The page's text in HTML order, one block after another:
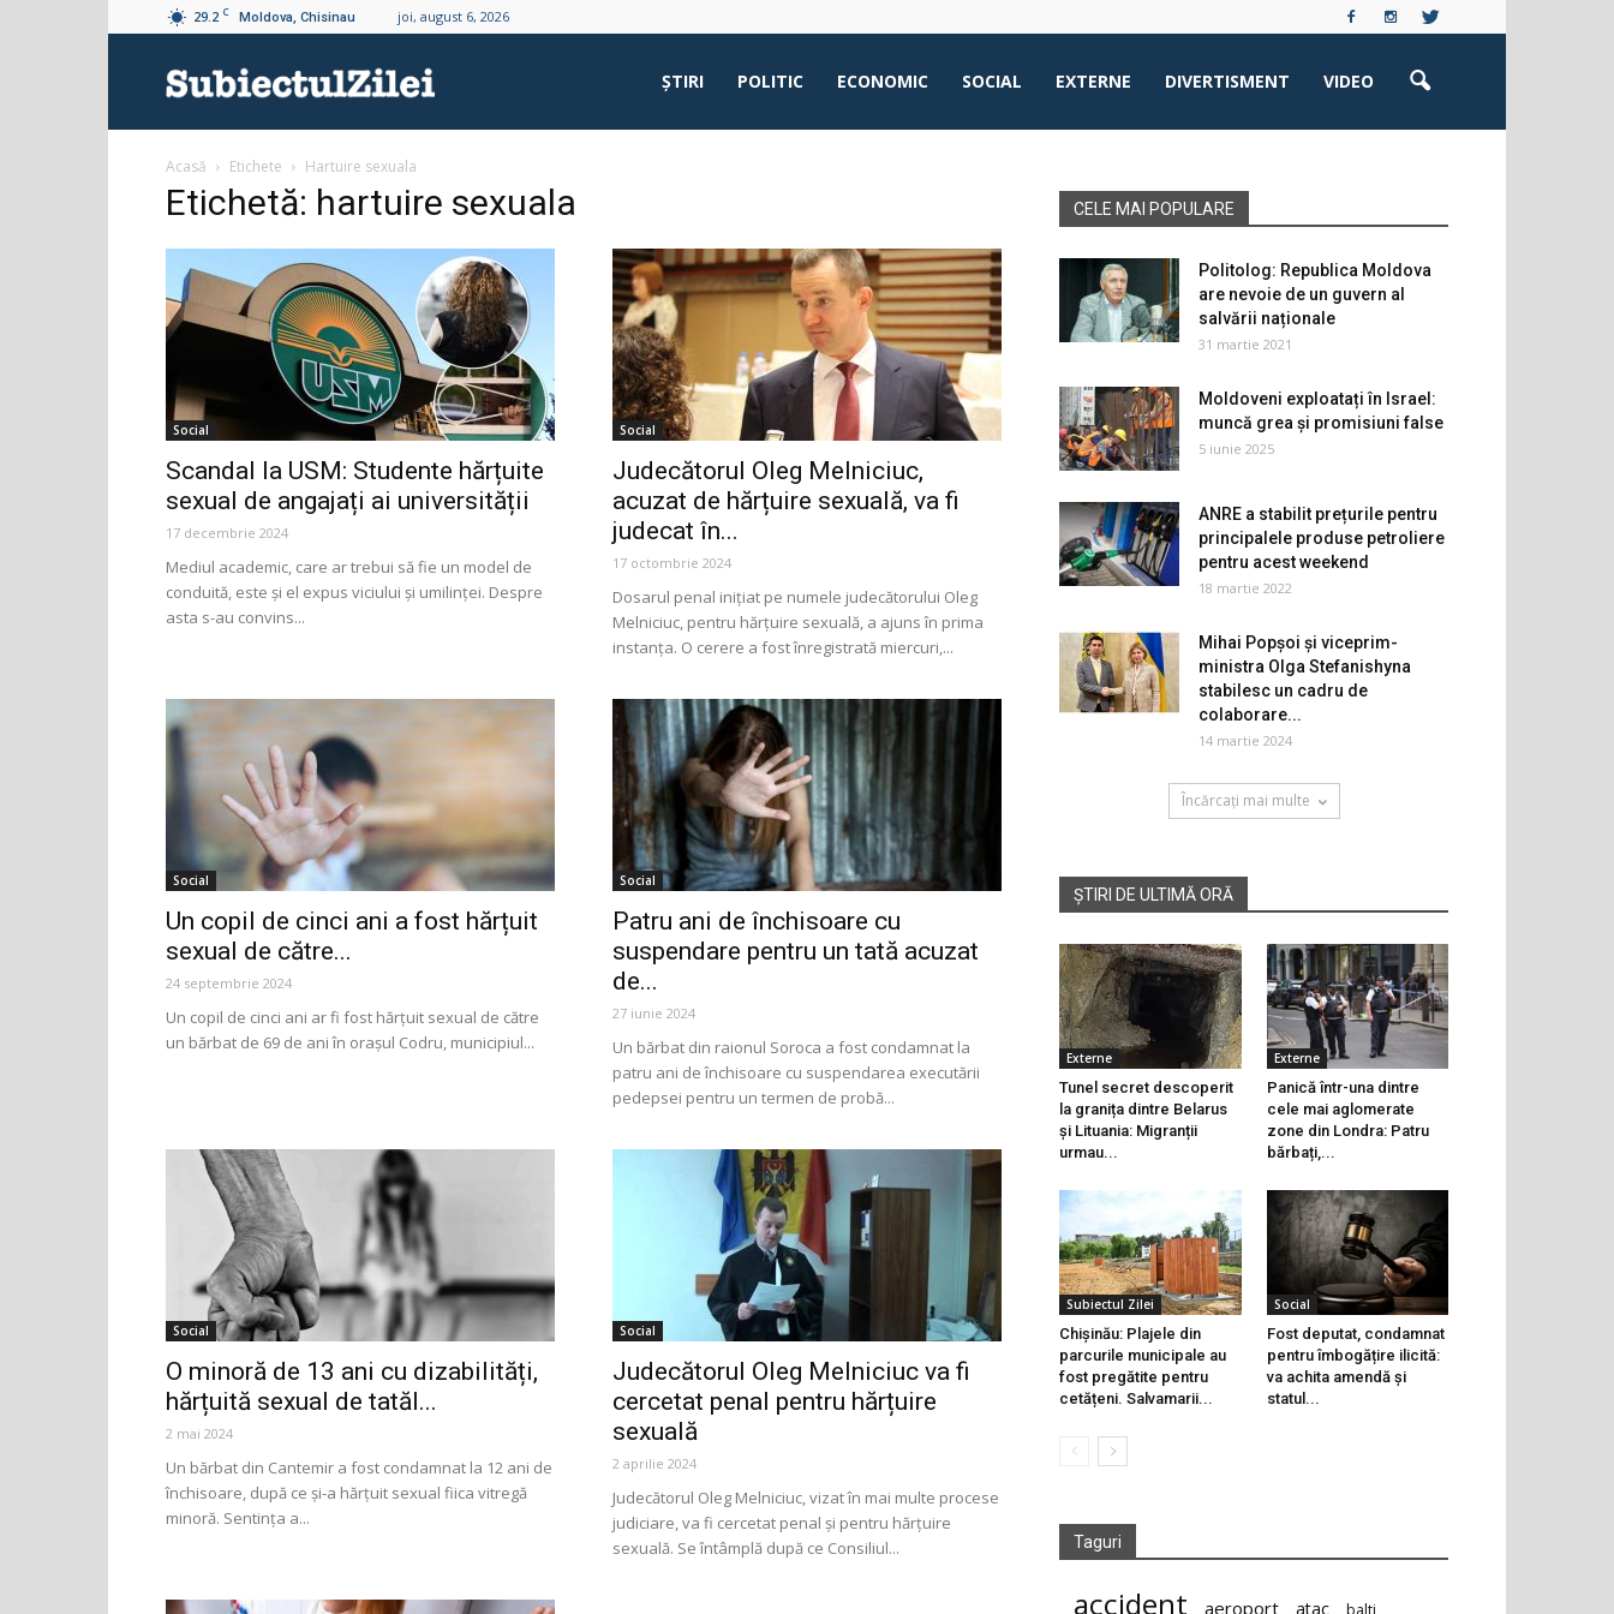
29.2 C Moldova, Chisinau joi, august 6, 2026
ŞTIRI POLITIC ECONOMIC SOCIAL EXTERNE DIVERTISMENT VIDEO
Acasă Etichete Hartuire sexuala
Etichetă: hartuire sexuala
Social
Scandal la USM: Studente hărțuite
sexual de angajați ai universității
17 decembrie 2024
Mediul academic, care ar trebui să fie un model de
conduită, este și el expus viciului și umilinței. Despre
asta s-au convins...
Social
Judecătorul Oleg Melniciuc,
acuzat de hărțuire sexuală, va fi
judecat în...
17 octombrie 2024
Dosarul penal inițiat pe numele judecătorului Oleg
Melniciuc, pentru hărțuire sexuală, a ajuns în prima
instanța. O cerere a fost înregistrată miercuri,...
Social
Un copil de cinci ani a fost hărțuit
sexual de către...
24 septembrie 2024
Un copil de cinci ani ar fi fost hărțuit sexual de către
un bărbat de 69 de ani în orașul Codru, municipiul...
Social
Patru ani de închisoare cu
suspendare pentru un tată acuzat
de...
27 iunie 2024
Un bărbat din raionul Soroca a fost condamnat la
patru ani de închisoare cu suspendarea executării
pedepsei pentru un termen de probă...
Social
O minoră de 13 ani cu dizabilități,
hărțuită sexual de tatăl...
2 mai 2024
Un bărbat din Cantemir a fost condamnat la 12 ani de
închisoare, după ce și-a hărțuit sexual fiica vitregă
minoră. Sentința a...
Social
Judecătorul Oleg Melniciuc va fi
cercetat penal pentru hărțuire
sexuală
2 aprilie 2024
Judecătorul Oleg Melniciuc, vizat în mai multe procese
judiciare, va fi cercetat penal și pentru hărțuire
sexuală. Se întâmplă după ce Consiliul...
CELE MAI POPULARE
Politolog: Republica Moldova
are nevoie de un guvern al
salvării naționale
31 martie 2021
Moldoveni exploatați în Israel:
muncă grea și promisiuni false
5 iunie 2025
ANRE a stabilit prețurile pentru
principalele produse petroliere
pentru acest weekend
18 martie 2022
Mihai Popșoi și viceprim-
ministra Olga Stefanishyna
stabilesc un cadru de
colaborare...
14 martie 2024
Încărcați mai multe
ȘTIRI DE ULTIMĂ ORĂ
Externe
Tunel secret descoperit
la granița dintre Belarus
și Lituania: Migranții
urmau...
Externe
Panică într-una dintre
cele mai aglomerate
zone din Londra: Patru
bărbați,...
Subiectul Zilei
Chișinău: Plajele din
parcurile municipale au
fost pregătite pentru
cetățeni. Salvamarii...
Social
Fost deputat, condamnat
pentru îmbogățire ilicită:
va achita amendă și
statul...
Taguri
accident aeroport atac balti